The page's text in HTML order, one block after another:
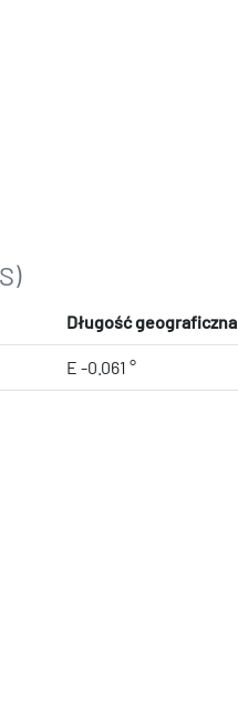
Długość geograficzna
E -0.061 °